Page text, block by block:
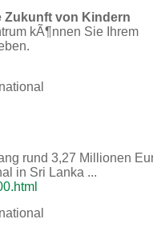
Zukunft von Kindern
kÃ¶nnen Sie Ihrem
rund 3,27 Millionen
in Sri Lanka ...